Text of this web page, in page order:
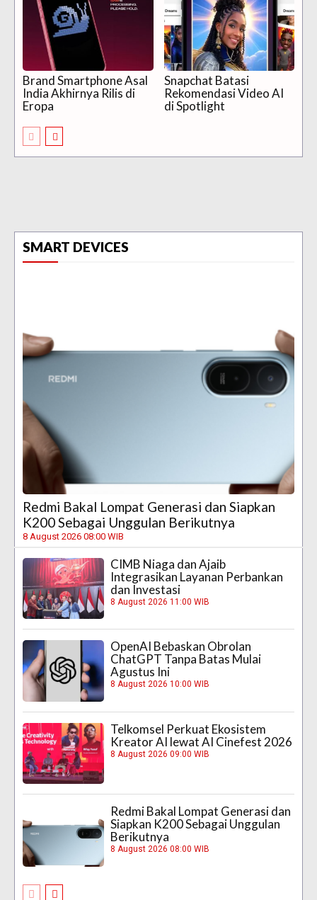
Brand Smartphone Asal
India Akhirnya Rilis di
Eropa
Snapchat Batasi
Rekomendasi Video AI
di Spotlight
SMART DEVICES
Redmi Bakal Lompat Generasi dan Siapkan
K200 Sebagai Unggulan Berikutnya
8 August 2026 08:00 WIB
CIMB Niaga dan Ajaib
Integrasikan Layanan Perbankan
dan Investasi
8 August 2026 11:00 WIB
OpenAI Bebaskan Obrolan
ChatGPT Tanpa Batas Mulai
Agustus Ini
8 August 2026 10:00 WIB
Telkomsel Perkuat Ekosistem
Kreator AI lewat AI Cinefest 2026
8 August 2026 09:00 WIB
Redmi Bakal Lompat Generasi dan
Siapkan K200 Sebagai Unggulan
Berikutnya
8 August 2026 08:00 WIB